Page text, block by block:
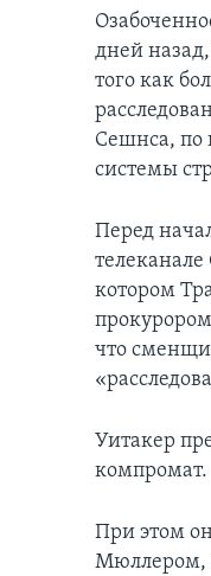
дней
того как
Сешнса, по
системы
Перед
котором
что
Уитакер
компромат.
При этом
Мюллером,